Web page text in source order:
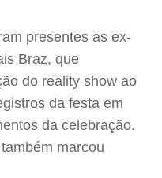
presentes as ex-
Braz, que
do reality show ao
da festa em
da celebração.
marcou